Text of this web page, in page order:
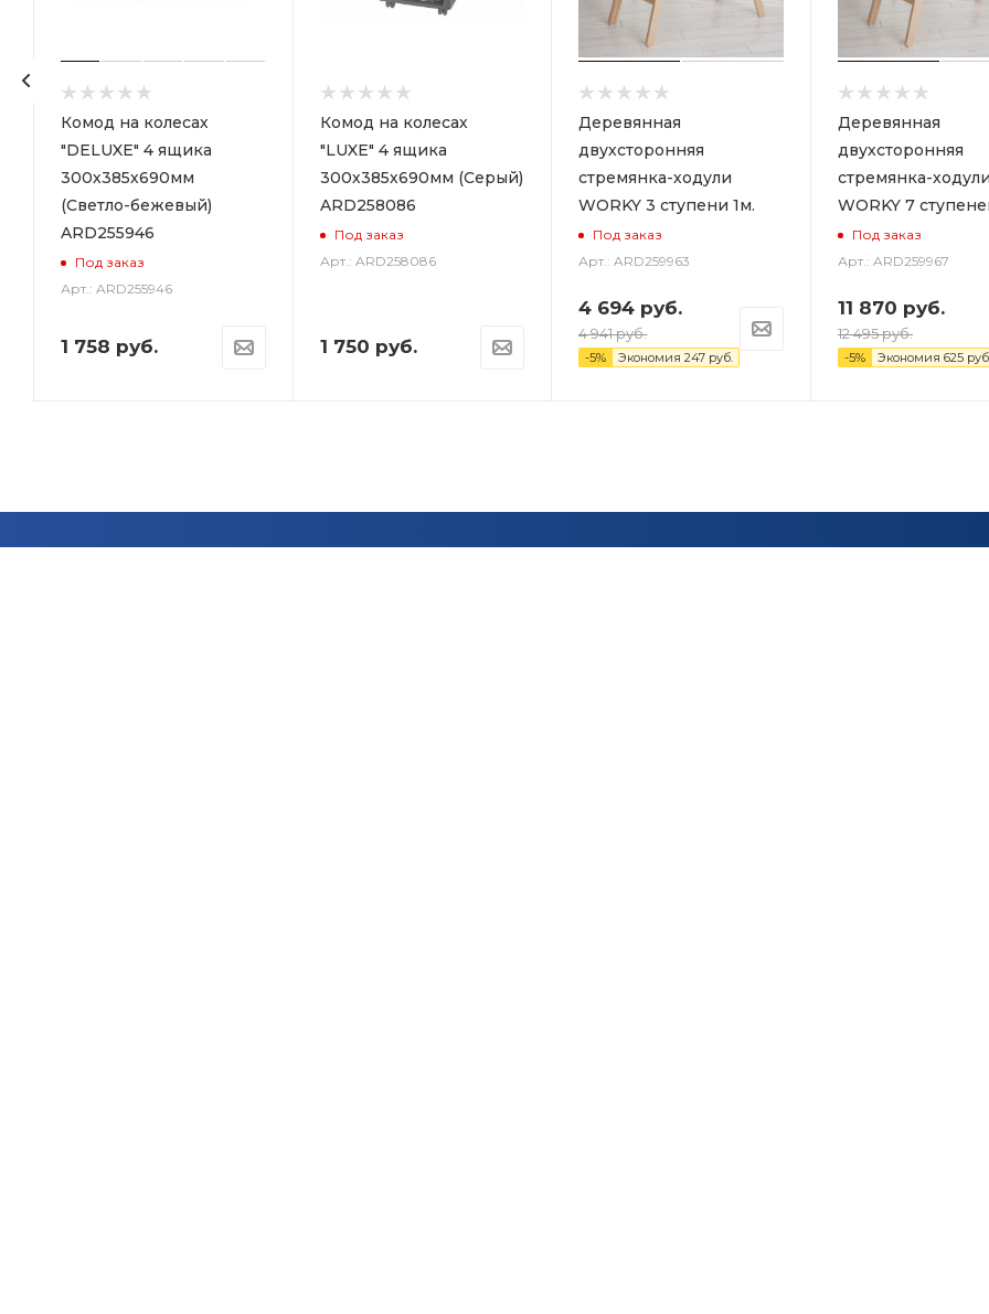
Комод на колесах
"DELUXE" 4 ящика
300х385х690мм
(Светло-бежевый)
ARD255946
Под заказ
Арт.: ARD255946
1 758 руб.
Комод на колесах
"LUXE" 4 ящика
300х385х690мм (Серый)
ARD258086
Под заказ
Арт.: ARD258086
1 750 руб.
Деревянная
двухсторонняя
стремянка-ходули
WORKY 3 ступени 1м.
Под заказ
Арт.: ARD259963
4 694 руб.
4 941руб.
-5% Экономия 247 руб.
Деревянная
двухсторонняя
стремянка-ходули
WORKY 7
Под заказ
Арт.: ARD259967
11 870 руб.
12 495руб.
-5% Экономия 625